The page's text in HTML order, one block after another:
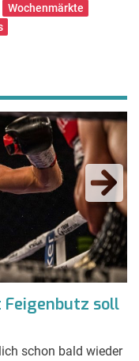
Wochenmärkte
Feigenbutz soll
schon bald wieder